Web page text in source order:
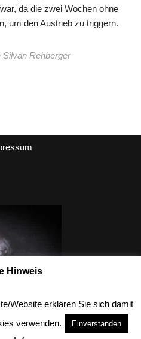
da die zwei Wochen ohne
um den Austrieb zu triggern.
Silvan Rehberger
Hinweis
Website erklären Sie sich damit
verwenden.
Einverstanden